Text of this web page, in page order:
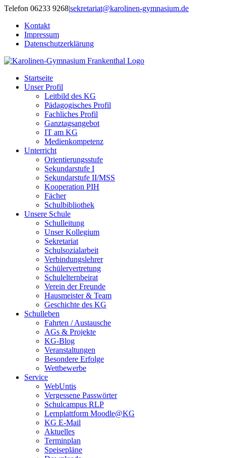
Zum
springen
Telefon 06233 9268|sekretariat@karolinen-gymnasium.de
Kontakt
Impressum
Datenschutzerklärung
Startseite
Unser Profil
Leitbild des KG
Pädagogisches Profil
Fachliches Profil
Ganztagsangebot
IT am KG
Medienkompetenz
Unterricht
Orientierungsstufe
Sekundarstufe I
Sekundarstufe II/MSS
Kooperation PIH
Fächer
Schulbibliothek
Unsere Schule
Schulleitung
Unser Kollegium
Sekretariat
Schulsozialarbeit
Verbindungslehrer
Schülervertretung
Schulelternbeirat
Verein der Freunde
Hausmeister & Team
Geschichte des KG
Schulleben
Fahrten / Austausche
AGs & Projekte
KG-Blog
Veranstaltungen
Besondere Erfolge
Wettbewerbe
Service
WebUntis
Vergessene Passwörter
Schulcampus RLP
Lernplattform Moodle@KG
KG E-Mail
Aktuelles
Terminplan
Speisepläne